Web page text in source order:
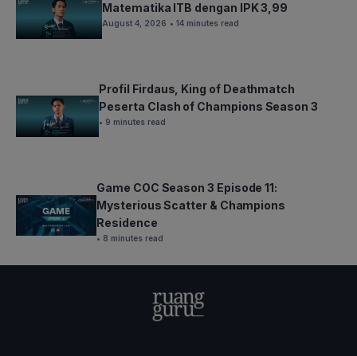
Matematika ITB dengan IPK 3,99
August 4, 2026 • 14 minutes read
Profil Firdaus, King of Deathmatch
Peserta Clash of Champions Season 3
• 9 minutes read
Game COC Season 3 Episode 11:
Mysterious Scatter & Champions
Residence
• 8 minutes read